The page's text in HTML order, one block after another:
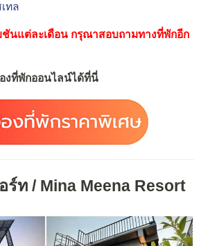
ทล
นแต่ละเดือน กรุณาสอบถามทางที่พักอีก
งที่พักออนไลน์ได้ที่นี่
ท / Mina Meena Resort